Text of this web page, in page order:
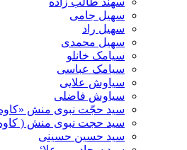
سهیل جامی
سهیل راد
سهیل محمدی
سیامک خانلو
سیامک عباسی
سیاوش علایی
سیاوش فاضلی
سید حجّت نبوی منش «کاوه»
سید حجت نبوی منش ( کاوه )
سید حسین حسینى